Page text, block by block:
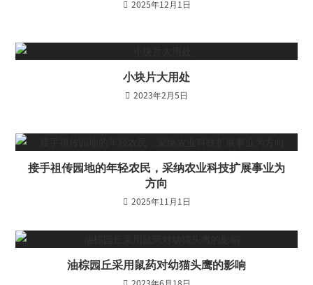
2025年12月1日
小块片大用处
2023年2月5日
接手祖传园地的年轻农民，采纳农业科技扩展事业为
方向
2025年11月1日
油棕园丘采用鼠药对幼猫头鹰的影响
2023年6月18日